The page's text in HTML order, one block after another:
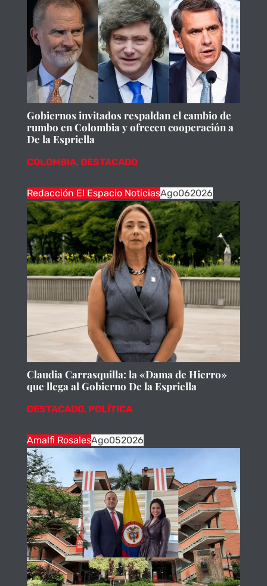
Gobiernos invitados respaldan el cambio de
rumbo en Colombia y ofrecen cooperación a
De la Espriella
COLOMBIA, DESTACADO
Redacción El Espacio NoticiasAgo062026
Claudia Carrasquilla: la «Dama de Hierro»
que llega al Gobierno De la Espriella
DESTACADO, POLÍTICA
Amalfi RosalesAgo052026